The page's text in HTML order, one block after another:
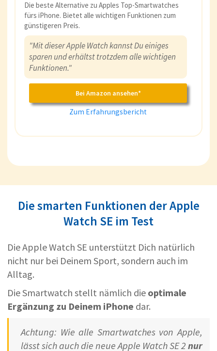
Die beste Alternative zu Apples Top-Smartwatches
fürs iPhone. Bietet alle wichtigen Funktionen zum
günstigeren Preis.
"Mit dieser Apple Watch kannst Du einiges
sparen und erhältst trotzdem alle wichtigen
Funktionen."
Bei Amazon ansehen*
Zum Erfahrungsbericht
Die smarten Funktionen der Apple
Watch SE im Test
Die Apple Watch SE unterstützt Dich natürlich
nicht nur bei Deinem Sport, sondern auch im
Alltag.
Die Smartwatch stellt nämlich die optimale
Ergänzung zu Deinem iPhone dar.
Achtung: Wie alle Smartwatches von Apple,
lässt sich auch die neue Apple Watch SE 2 nur